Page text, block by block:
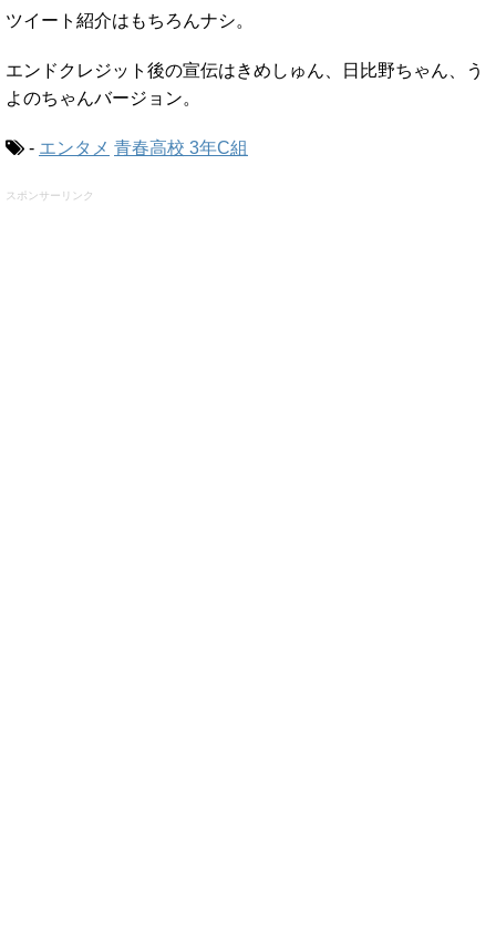
ツイート紹介はもちろんナシ。
エンドクレジット後の宣伝はきめしゅん、日比野ちゃん、う
よのちゃんバージョン。
- エンタメ 青春高校 3年C組
スポンサーリンク